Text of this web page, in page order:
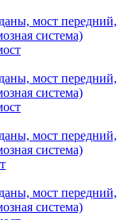
мост передний,
система)
мост передний,
система)
мост передний,
система)
мост передний,
система)